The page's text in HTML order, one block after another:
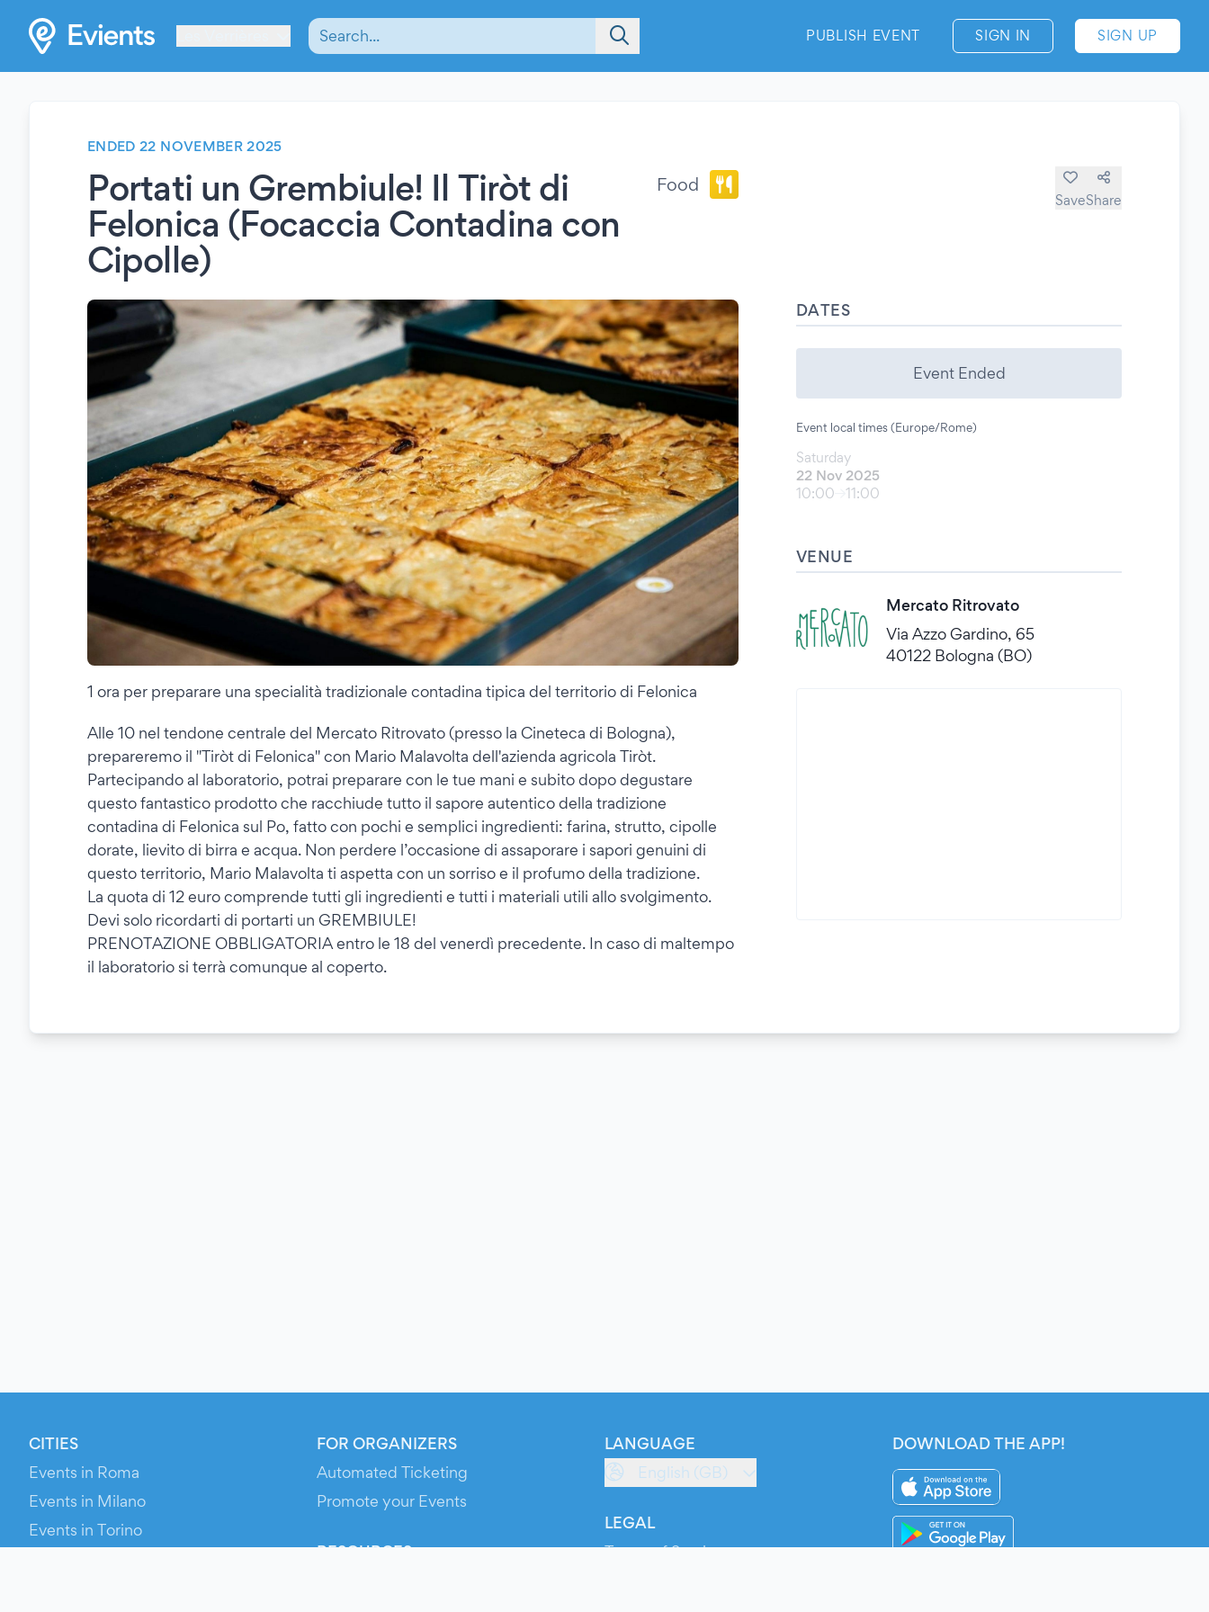
PUBLISH EVENT SIGN IN SIGN UP
ENDED 22 NOVEMBER 2025
Portati un Grembiule! Il Tiròt di
Felonica (Focaccia Contadina con
Cipolle)
Food
SaveShare
1 ora per preparare una specialità tradizionale contadina tipica del territorio di Felonica
Alle 10 nel tendone centrale del Mercato Ritrovato (presso la Cineteca di Bologna),
prepareremo il "Tiròt di Felonica" con Mario Malavolta dell'azienda agricola Tiròt.
Partecipando al laboratorio, potrai preparare con le tue mani e subito dopo degustare
questo fantastico prodotto che racchiude tutto il sapore autentico della tradizione
contadina di Felonica sul Po, fatto con pochi e semplici ingredienti: farina, strutto, cipolle
dorate, lievito di birra e acqua. Non perdere l’occasione di assaporare i sapori genuini di
questo territorio, Mario Malavolta ti aspetta con un sorriso e il profumo della tradizione.
La quota di 12 euro comprende tutti gli ingredienti e tutti i materiali utili allo svolgimento.
Devi solo ricordarti di portarti un GREMBIULE!
PRENOTAZIONE OBBLIGATORIA entro le 18 del venerdì precedente. In caso di maltempo
il laboratorio si terrà comunque al coperto.
DATES
Event Ended
Event local times (Europe/Rome)
Saturday
22 Nov 2025
10:00
11:00
VENUE
Mercato Ritrovato
Via Azzo Gardino, 65
40122 Bologna (BO)
CITIES
Events in Roma
Events in Milano
Events in Torino
FOR ORGANIZERS
Automated Ticketing
Promote your Events
RESOURCES
LANGUAGE
English (GB)
LEGAL
Terms of Service
DOWNLOAD THE APP!